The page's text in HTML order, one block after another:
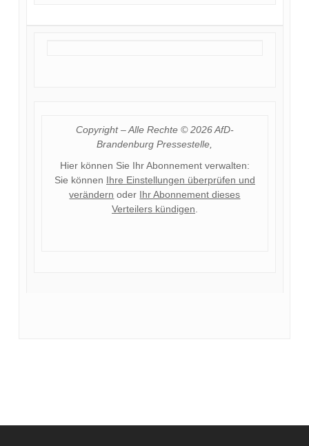
Copyright – Alle Rechte © 2026 AfD-
Brandenburg Pressestelle,
Hier können Sie Ihr Abonnement verwalten:
Sie können Ihre Einstellungen überprüfen und
verändern oder Ihr Abonnement dieses
Verteilers kündigen